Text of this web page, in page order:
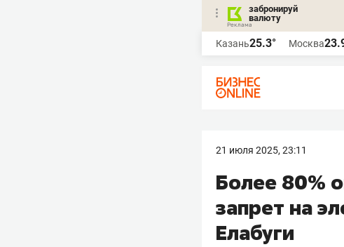
забронируй
валюту
Казань25.3° Москва
21 июля 2025, 23:11
Более 80%
запрет на
Елабуги